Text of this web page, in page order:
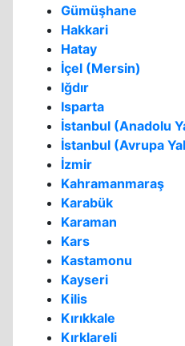
Gümüşhane
Hakkari
Hatay
İçel (Mersin)
Iğdır
Isparta
İstanbul (Anadolu
İstanbul (Avrupa
İzmir
Kahramanmaraş
Karabük
Karaman
Kars
Kastamonu
Kayseri
Kilis
Kırıkkale
Kırklareli